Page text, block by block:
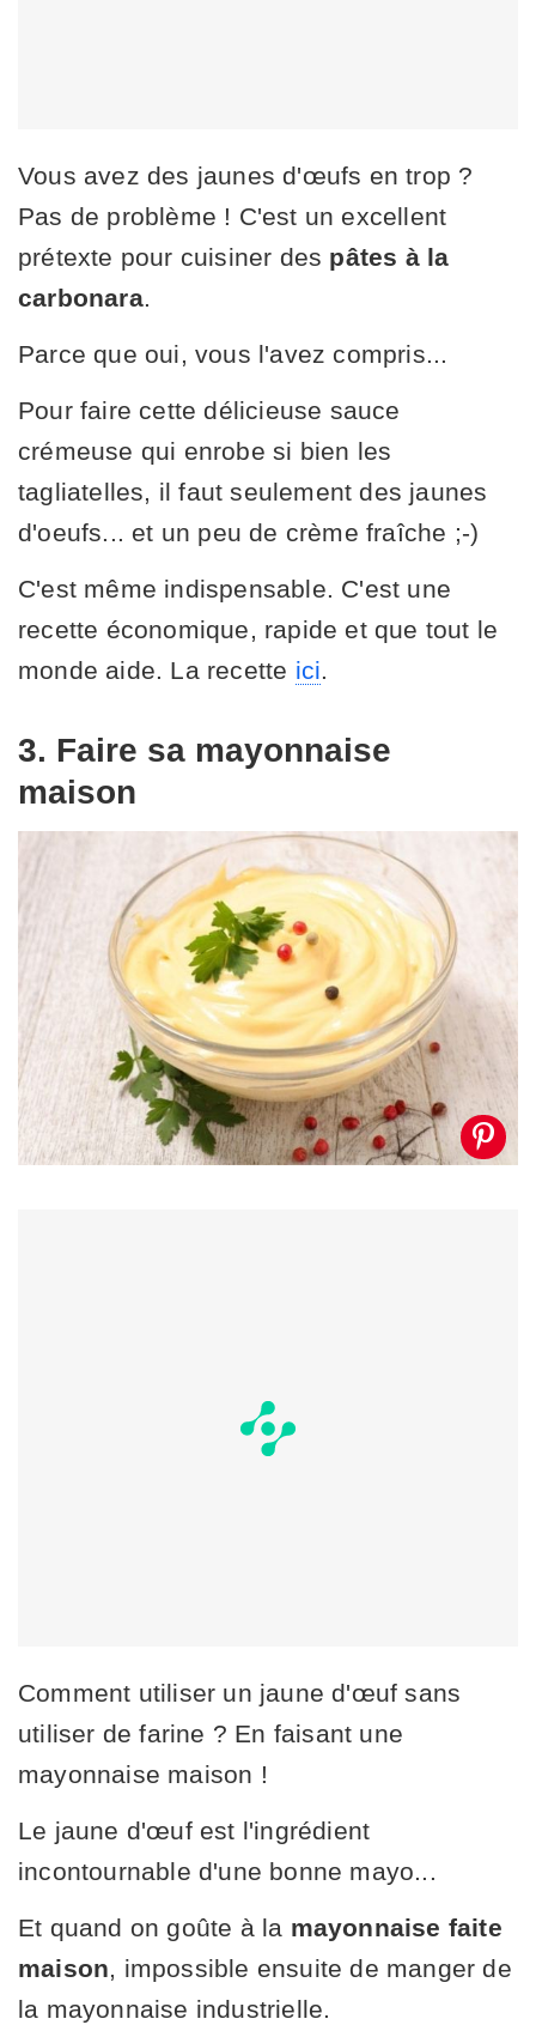
Vous avez des jaunes d'œufs en trop ?
Pas de problème ! C'est un excellent
prétexte pour cuisiner des pâtes à la
carbonara.
Parce que oui, vous l'avez compris...
Pour faire cette délicieuse sauce
crémeuse qui enrobe si bien les
tagliatelles, il faut seulement des jaunes
d'oeufs... et un peu de crème fraîche ;-)
C'est même indispensable. C'est une
recette économique, rapide et que tout le
monde aide. La recette ici.
3. Faire sa mayonnaise
maison
Comment utiliser un jaune d'œuf sans
utiliser de farine ? En faisant une
mayonnaise maison !
Le jaune d'œuf est l'ingrédient
incontournable d'une bonne mayo...
Et quand on goûte à la mayonnaise faite
maison , impossible ensuite de manger de
la mayonnaise industrielle.